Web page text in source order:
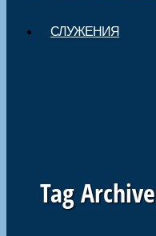
СЛУЖЕНИЯ
Tag